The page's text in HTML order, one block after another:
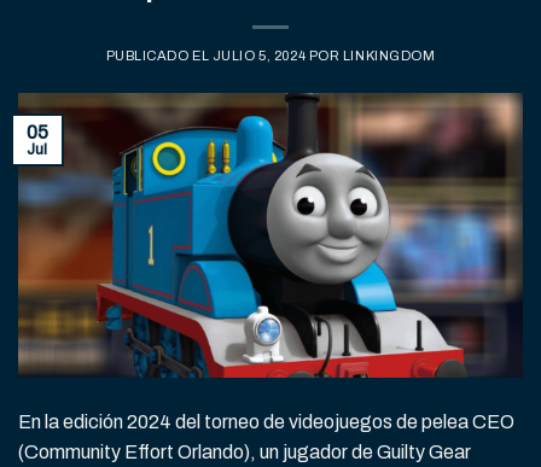
PUBLICADO EL JULIO 5, 2024 POR LINKINGDOM
05
Jul
En la edición 2024 del torneo de videojuegos de pelea CEO
(Community Effort Orlando), un jugador de Guilty Gear